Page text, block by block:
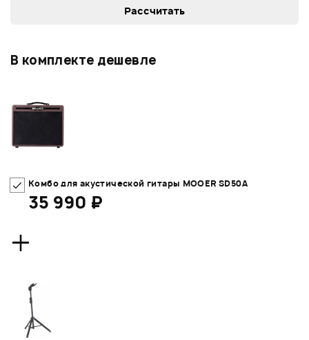
В комплекте дешевле
Комбо для акустической гитары MOOER SD50A
35 990 ₽
+